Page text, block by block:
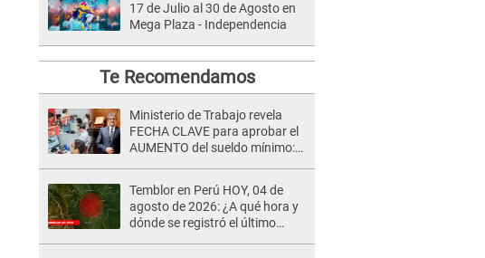
17 de Julio al 30 de Agosto en
Mega Plaza - Independencia
Te Recomendamos
Ministerio de Trabajo revela
FECHA CLAVE para aprobar el
AUMENTO del sueldo mínimo:
Temblor en Perú HOY, 04 de
agosto de 2026: ¿A qué hora y
dónde se registró el último